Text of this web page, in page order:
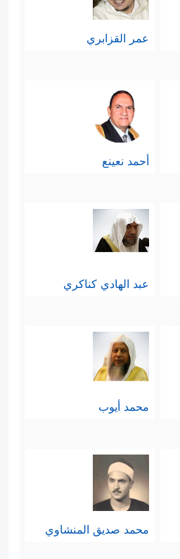
عمر القزابري
أحمد نعينع
عبد الهادي كناكري
محمد أيوب
محمد صديق المنشاوي